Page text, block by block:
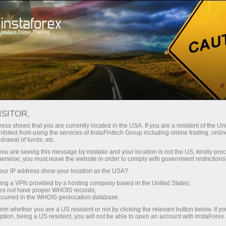
Швидке відкриття рахунку Торгова платформа
Інвесторам Партнерам
Loprais Team
демо-рахунок
приближается ко второму месту в
в зачете грузовиков благодаря сильному
минутах от второго места в общем зачете.
Дувадими до Эр-Рияда, протяженностью 738
shows that you are currently located in the USA. If you are a resident of the
from using the services of InstaFintech Group including online trading,
of funds, etc.
are seeing this message by mistake and your location is not the US, kindly
you must leave the website in order to comply with government
IP address show your location as the USA?
a VPN provided by a hosting company based in the United States;
not have proper WHOIS records;
in the WHOIS geolocation database.
whether you are a US resident or not by clicking the relevant button below. If
being a US resident, you will not be able to open an account with InstaForex